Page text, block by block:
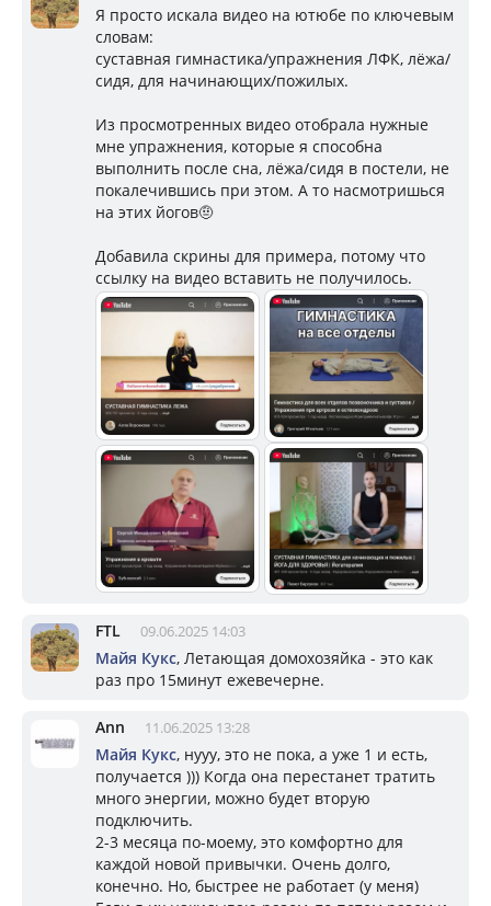
Я просто искала видео на ютюбе по ключевым
словам:
суставная гимнастика/упражнения ЛФК, лёжа/
сидя, для начинающих/пожилых.
Из просмотренных видео отобрала нужные
мне упражнения, которые я способна
выполнить после сна, лёжа/сидя в постели, не
покалечившись при этом. А то насмотришься
на этих йогов🤨
Добавила скрины для примера, потому что
ссылку на видео вставить не получилось.
FTL 09.06.2025 14:03
Майя Кукс, Летающая домохозяйка - это как
раз про 15минут ежевечерне.
Ann 11.06.2025 13:28
Майя Кукс, нууу, это не пока, а уже 1 и есть,
получается ))) Когда она перестанет тратить
много энергии, можно будет вторую
подключить.
2-3 месяца по-моему, это комфортно для
каждой новой привычки. Очень долго,
конечно. Но, быстрее не работает (у меня)